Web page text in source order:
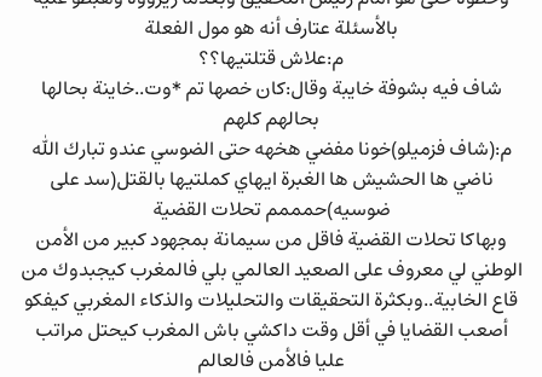
بالأسئلة عتارف أنه هو مول الفعلة
م:علاش قتلتيها؟؟
شاف فيه بشوفة خايبة وقال:كان خصها تم *وت..خاينة بحالها
بحالهم كلهم
م:(شاف فزميلو)خونا مفضي هخهه حتى الضوسي عندو تبارك الله
ناضي ها الحشيش ها الغبرة ايهاي كملتيها بالقتل(سد على
ضوسيه)حمممم تحلات القضية
وبهاكا تحلات القضية فاقل من سيمانة بمجهود كبير من الأمن
الوطني لي معروف على الصعيد العالمي بلي فالمغرب كيجبدوك من
قاع الخابية..وبكثرة التحقيقات والتحليلات والذكاء المغربي كيفكو
أصعب القضايا في أقل وقت داكشي باش المغرب كيحتل مراتب
عليا فالأمن فالعالم